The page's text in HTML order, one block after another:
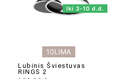
10LIMA
Iki 3-10 d.d.
Lubinis Šviestuvas
RINGS 2